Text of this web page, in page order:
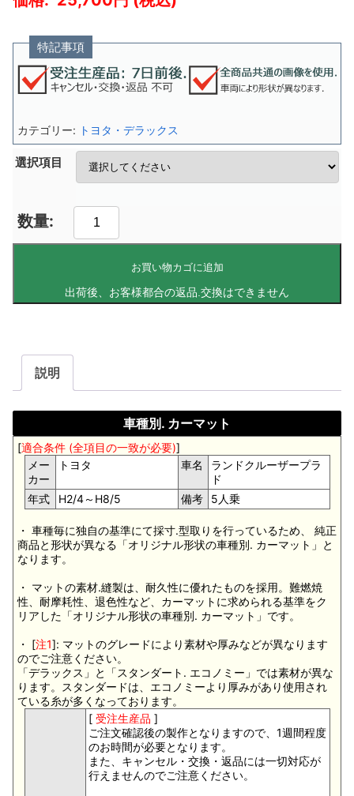
特記事項
選択項目
お買い物カゴに追加
カテゴリー: トヨタ・デラックス
説明
車種別. カーマット
[適合条件 (全項目の一致が必要)]
メー
カー
トヨタ 車名
ランドクルーザープラ
ド
年式
H2/4～H8/5 備考 5人乗
・ 車種毎に独自の基準にて採寸.型取りを行っているため、 純正
商品と形状が異なる「オリジナル形状の車種別. カーマット」と
なります。
・ マットの素材.縫製は、耐久性に優れたものを採用。難燃焼
性、耐摩耗性、退色性など、カーマットに求められる基準をク
リアした「オリジナル形状の車種別. カーマット」です。
・ [注1]: マットのグレードにより素材や厚みなどが異なります
のでご注意ください。
「デラックス」と「スタンダート. エコノミー」では素材が異な
ります。スタンダードは、エコノミーより厚みがあり使用され
ている糸が多くなっております。
[ 受注生産品 ]
ご注文確認後の製作となりますので、1週間程度
のお時間が必要となります。
また、キャンセル・交換・返品には一切対応が
行えませんのでご注意ください。